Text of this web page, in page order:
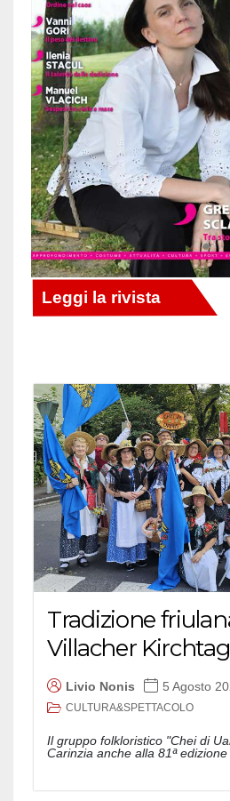
Tradizione
Villacher Kirchtag
Livio Nonis 5 Agosto
CULTURA&SPETTACOLO
Il gruppo folkloristico "Chei di
Carinzia anche alla 81ª edizione